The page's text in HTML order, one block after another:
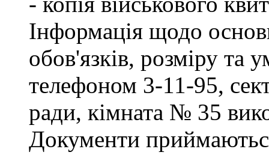
Інформація щодо
обов'язків, розміру та
телефоном 3-11-95,
ради, кімната № 35
Документи